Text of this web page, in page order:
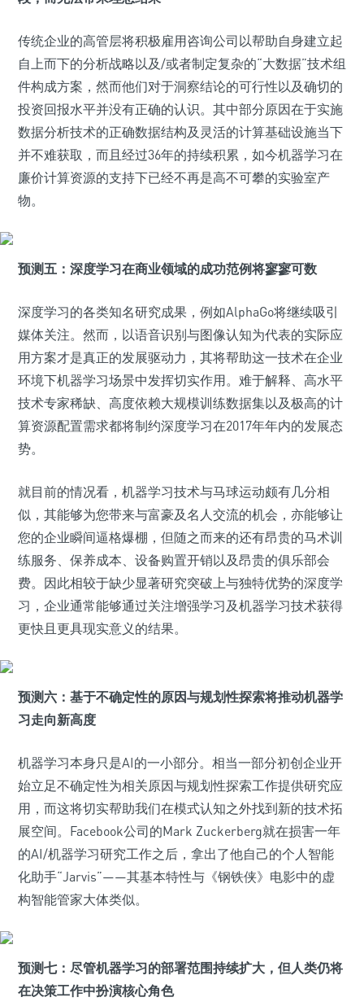
传统企业的高管层将积极雇用咨询公司以帮助自身建立起
自上而下的分析战略以及/或者制定复杂的“大数据”技术组
件构成方案，然而他们对于洞察结论的可行性以及确切的
投资回报水平并没有正确的认识。其中部分原因在于实施
数据分析技术的正确数据结构及灵活的计算基础设施当下
并不难获取，而且经过36年的持续积累，如今机器学习在
廉价计算资源的支持下已经不再是高不可攀的实验室产
物。
预测五：深度学习在商业领域的成功范例将寥寥可数
深度学习的各类知名研究成果，例如AlphaGo将继续吸引
媒体关注。然而，以语音识别与图像认知为代表的实际应
用方案才是真正的发展驱动力，其将帮助这一技术在企业
环境下机器学习场景中发挥切实作用。难于解释、高水平
技术专家稀缺、高度依赖大规模训练数据集以及极高的计
算资源配置需求都将制约深度学习在2017年年内的发展态
势。
就目前的情况看，机器学习技术与马球运动颇有几分相
似，其能够为您带来与富豪及名人交流的机会，亦能够让
您的企业瞬间逼格爆棚，但随之而来的还有昂贵的马术训
练服务、保养成本、设备购置开销以及昂贵的俱乐部会
费。因此相较于缺少显著研究突破上与独特优势的深度学
习，企业通常能够通过关注增强学习及机器学习技术获得
更快且更具现实意义的结果。
预测六：基于不确定性的原因与规划性探索将推动机器学
习走向新高度
机器学习本身只是AI的一小部分。相当一部分初创企业开
始立足不确定性为相关原因与规划性探索工作提供研究应
用，而这将切实帮助我们在模式认知之外找到新的技术拓
展空间。Facebook公司的Mark Zuckerberg就在损害一年
的AI/机器学习研究工作之后，拿出了他自己的个人智能
化助手“Jarvis”——其基本特性与《钢铁侠》电影中的虚
构智能管家大体类似。
预测七：尽管机器学习的部署范围持续扩大，但人类仍将
在决策工作中扮演核心角色